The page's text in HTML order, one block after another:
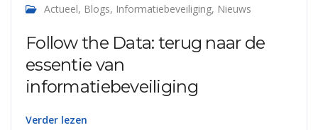
Actueel, Blogs, Informatiebeveiliging, Nieuws
Follow the Data: terug naar de
essentie van
informatiebeveiliging
Verder lezen